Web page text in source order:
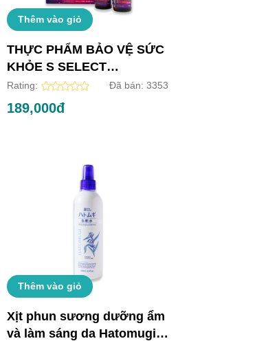
Thêm vào giỏ
THỰC PHẨM BẢO VỆ SỨC
KHỎE S SELECT
COLLAGEN DRINK (HỘP
10 LỌ)
Rating: Đã bán: 3353
189,000đ
Thêm vào giỏ
Xịt phun sương dưỡng ẩm
và làm sáng da Hatomugi